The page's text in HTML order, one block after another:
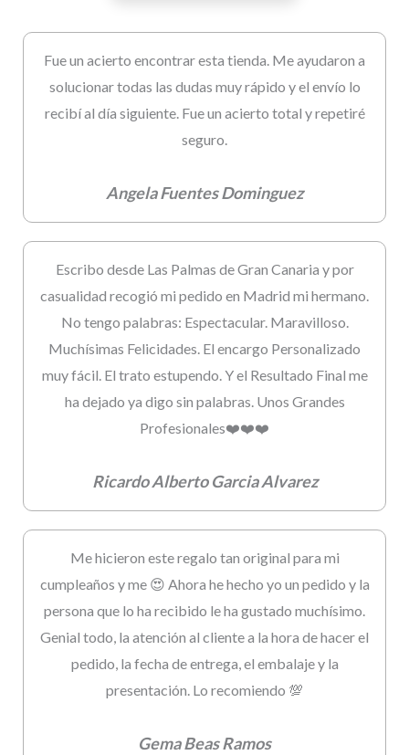
Fue un acierto encontrar esta tienda. Me ayudaron a
solucionar todas las dudas muy rápido y el envío lo
recibí al día siguiente. Fue un acierto total y repetiré
seguro.
Angela Fuentes Dominguez
Escribo desde Las Palmas de Gran Canaria y por
casualidad recogió mi pedido en Madrid mi hermano.
No tengo palabras: Espectacular. Maravilloso.
Muchísimas Felicidades. El encargo Personalizado
muy fácil. El trato estupendo. Y el Resultado Final me
ha dejado ya digo sin palabras. Unos Grandes
Profesionales❤️❤️❤️
Ricardo Alberto Garcia Alvarez
Me hicieron este regalo tan original para mi
cumpleaños y me 😍 Ahora he hecho yo un pedido y la
persona que lo ha recibido le ha gustado muchísimo.
Genial todo, la atención al cliente a la hora de hacer el
pedido, la fecha de entrega, el embalaje y la
presentación. Lo recomiendo 💯
Gema Beas Ramos